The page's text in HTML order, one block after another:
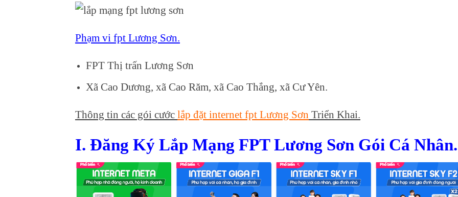
Phạm vi fpt Lương Sơn.
FPT Thị trấn Lương Sơn
Xã Cao Dương, xã Cao Răm, xã Cao Thắng, xã Cư Yên.
Thông tin các gói cước lắp đặt internet fpt Lương Sơn Triển Khai.
I. Đăng Ký Lắp Mạng FPT Lương Sơn Gói Cá Nhân.